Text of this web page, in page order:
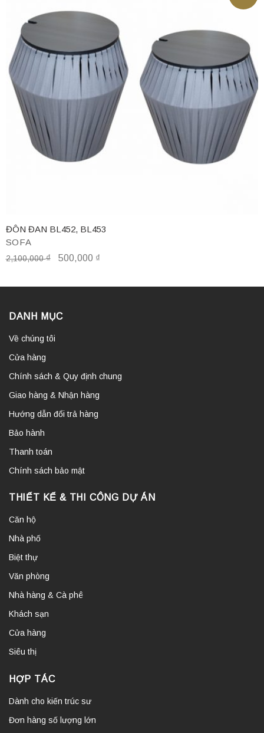
SOFA
ĐÔN ĐAN BL452, BL453
2,100,000₫ 500,000 ₫
DANH MỤC
Về chúng tôi
Cửa hàng
Chính sách & Quy định chung
Giao hàng & Nhận hàng
Hướng dẫn đổi trả hàng
Bảo hành
Thanh toán
Chính sách bảo mật
THIẾT KẾ & THI CÔNG DỰ ÁN
Căn hộ
Nhà phố
Biệt thự
Văn phòng
Nhà hàng & Cà phê
Khách sạn
Cửa hàng
Siêu thị
HỢP TÁC
Dành cho kiến trúc sư
Đơn hàng số lượng lớn